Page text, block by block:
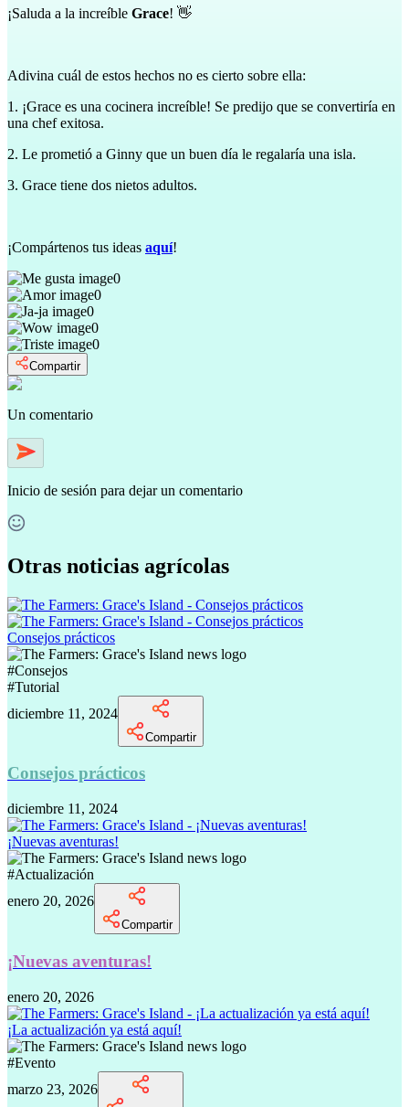
¡Saluda a la increíble Grace! 👋
Adivina cuál de estos hechos no es cierto sobre ella:
1. ¡Grace es una cocinera increíble! Se predijo que se convertiría en
una chef exitosa.
2. Le prometió a Ginny que un buen día le regalaría una isla.
3. Grace tiene dos nietos adultos.
¡Compártenos tus ideas aquí!
0
0
0
0
0
Compartir
Un comentario
Inicio de sesión para dejar un comentario
Otras noticias agrícolas
Consejos prácticos
#Consejos
#Tutorial
diciembre 11, 2024
Compartir
Consejos prácticos
diciembre 11, 2024
¡Nuevas aventuras!
#Actualización
enero 20, 2026
Compartir
¡Nuevas aventuras!
enero 20, 2026
¡La actualización ya está aquí!
#Evento
marzo 23, 2026